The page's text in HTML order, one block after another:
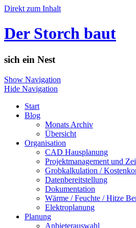
Direkt zum Inhalt
Der Storch baut
sich ein Nest
Show Navigation
Hide Navigation
Start
Blog
Monats Archiv
Übersicht
Organisation
CAD Hausplanung
Projektmanagement und
Grobkalkulation /
Datenbereitstellung
Dokumentation
Wärme / Feuchte / Hitze
Elektroplanung
Planung
Anbieterauswahl